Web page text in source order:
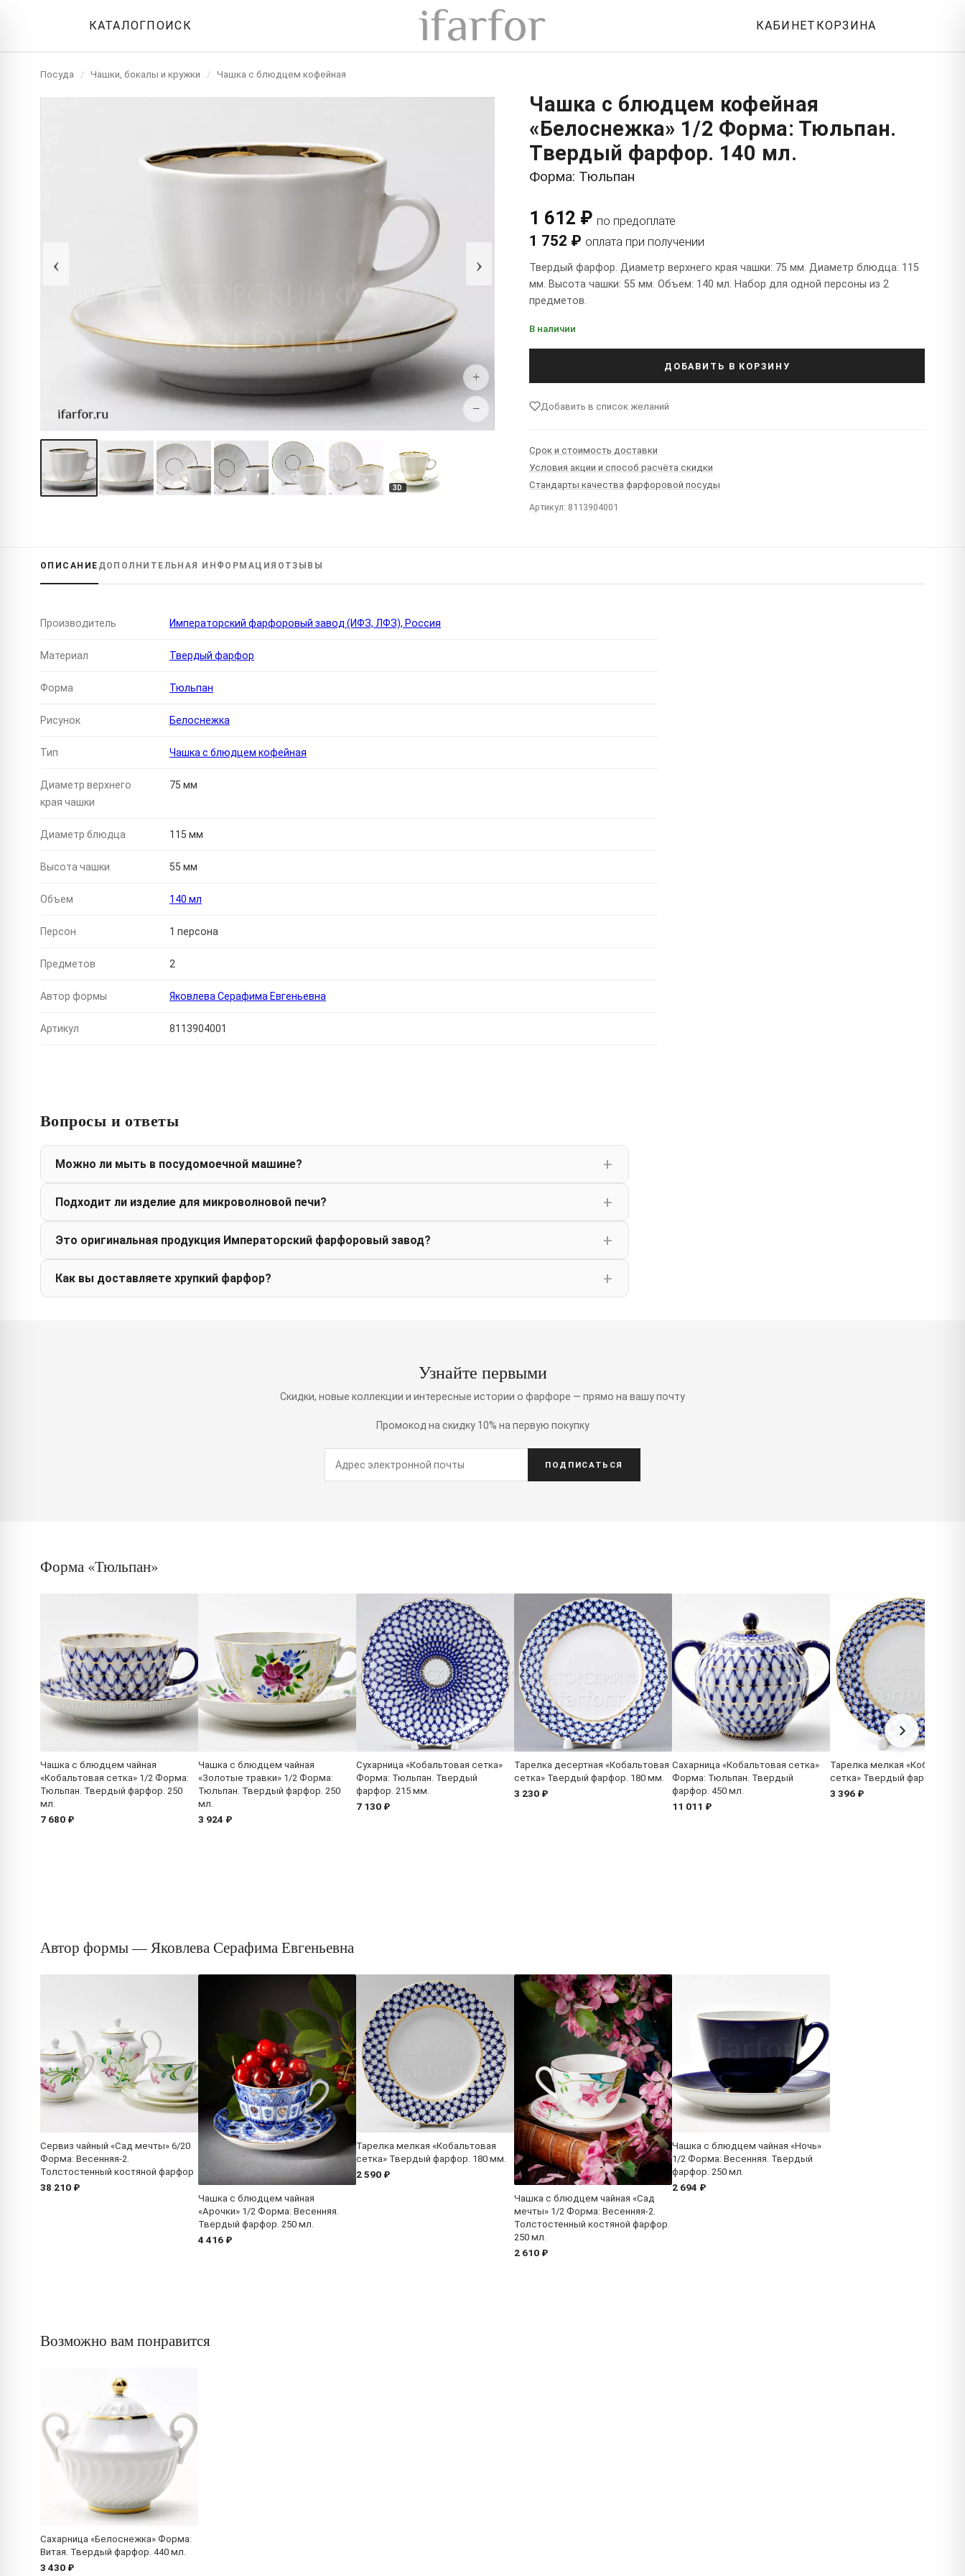
КАТАЛОГПОИСК КАБИНЕТ КОРЗИНА
Посуда / Чашки, бокалы и кружки / Чашка с блюдцем кофейная
‹ ›
+
−
3D
Чашка с блюдцем кофейная
«Белоснежка» 1/2 Форма: Тюльпан.
Твердый фарфор. 140 мл.
Форма: Тюльпан
1 612 ₽ по предоплате
1 752 ₽ оплата при получении
Твердый фарфор. Диаметр верхнего края чашки: 75 мм. Диаметр блюдца: 115
мм. Высота чашки: 55 мм. Объем: 140 мл. Набор для одной персоны из 2
предметов.
В наличии
ДОБАВИТЬ В КОРЗИНУ
Добавить в список желаний
Срок и стоимость доставки
Условия акции и способ расчёта скидки
Стандарты качества фарфоровой посуды
Артикул: 8113904001
ОПИСАНИЕ ДОПОЛНИТЕЛЬНАЯ ИНФОРМАЦИЯ ОТЗЫВЫ
Производитель Императорский фарфоровый завод (ИФЗ, ЛФЗ), Россия
Материал Твердый фарфор
Форма Тюльпан
Рисунок Белоснежка
Тип Чашка с блюдцем кофейная
Диаметр верхнего
края чашки
75 мм
Диаметр блюдца 115 мм
Высота чашки 55 мм
Объем 140 мл
Персон 1 персона
Предметов 2
Автор формы Яковлева Серафима Евгеньевна
Артикул 8113904001
Вопросы и ответы
Можно ли мыть в посудомоечной машине?
Подходит ли изделие для микроволновой печи?
Это оригинальная продукция Императорский фарфоровый завод?
Как вы доставляете хрупкий фарфор?
Узнайте первыми
Скидки, новые коллекции и интересные истории о фарфоре — прямо на вашу почту
Промокод на скидку 10% на первую покупку
ПОДПИСАТЬСЯ
Форма «Тюльпан»
Чашка с блюдцем чайная
«Кобальтовая сетка» 1/2 Форма:
Тюльпан. Твердый фарфор. 250
мл.
7 680 ₽
Чашка с блюдцем чайная
«Золотые травки» 1/2 Форма:
Тюльпан. Твердый фарфор. 250
мл.
3 924 ₽
Сухарница «Кобальтовая сетка»
Форма: Тюльпан. Твердый
фарфор. 215 мм.
7 130 ₽
Тарелка десертная «Кобальтовая
сетка» Твердый фарфор. 180 мм.
3 230 ₽
Сахарница «Кобальтовая сетка»
Форма: Тюльпан. Твердый
фарфор. 450 мл.
11 011 ₽
Тарелка мелкая
сетка» Твердый фарфор.
3 396 ₽
Автор формы — Яковлева Серафима Евгеньевна
Сервиз чайный «Сад мечты» 6/20
Форма: Весенняя-2.
Толстостенный костяной фарфор
38 210 ₽
Чашка с блюдцем чайная
«Арочки» 1/2 Форма: Весенняя.
Твердый фарфор. 250 мл.
4 416 ₽
Тарелка мелкая «Кобальтовая
сетка» Твердый фарфор. 180 мм.
2 590 ₽
Чашка с блюдцем чайная «Сад
мечты» 1/2 Форма: Весенняя-2.
Толстостенный костяной фарфор.
250 мл.
2 610 ₽
Чашка с блюдцем чайная «Ночь»
1/2 Форма: Весенняя. Твердый
фарфор. 250 мл.
2 694 ₽
Возможно вам понравится
Сахарница «Белоснежка» Форма:
Витая. Твердый фарфор. 440 мл.
3 430 ₽